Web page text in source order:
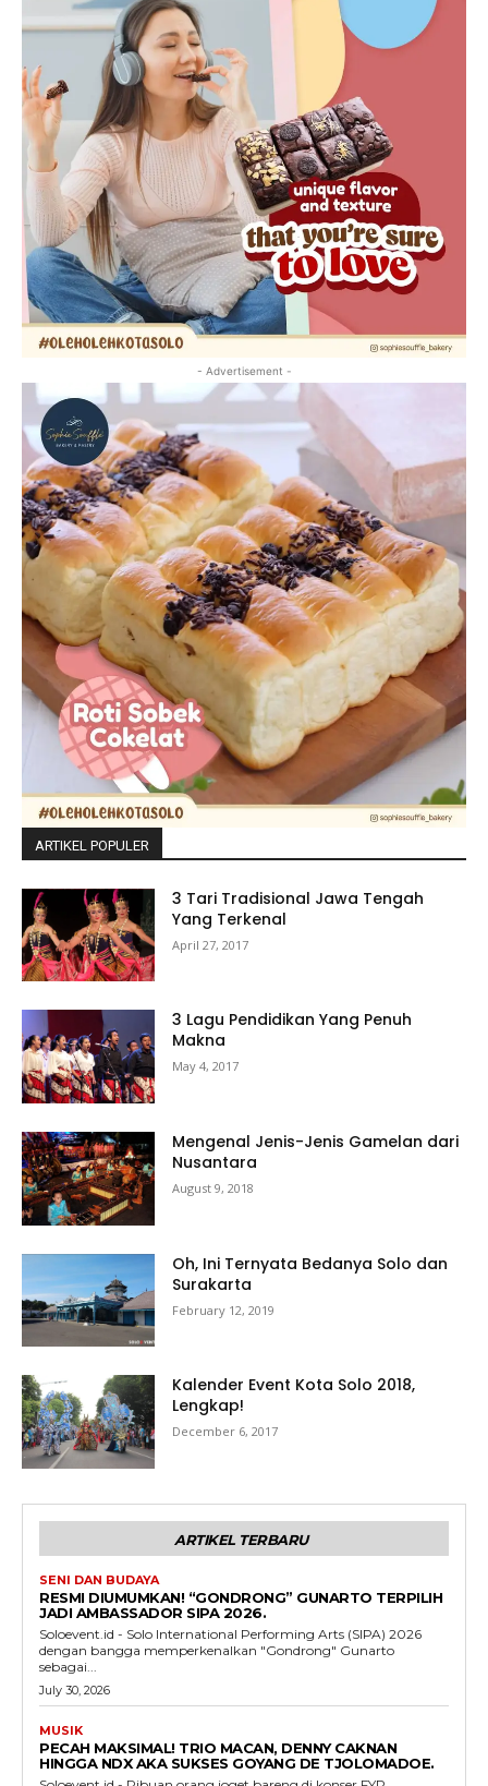
- Advertisement -
ARTIKEL POPULER
3 Tari Tradisional Jawa Tengah
Yang Terkenal
April 27, 2017
3 Lagu Pendidikan Yang Penuh
Makna
May 4, 2017
Mengenal Jenis-Jenis Gamelan dari
Nusantara
August 9, 2018
Oh, Ini Ternyata Bedanya Solo dan
Surakarta
February 12, 2019
Kalender Event Kota Solo 2018,
Lengkap!
December 6, 2017
ARTIKEL TERBARU
SENI DAN BUDAYA
RESMI DIUMUMKAN! “GONDRONG” GUNARTO TERPILIH
JADI AMBASSADOR SIPA 2026.
Soloevent.id - Solo International Performing Arts (SIPA) 2026
dengan bangga memperkenalkan "Gondrong" Gunarto
sebagai...
July 30, 2026
MUSIK
PECAH MAKSIMAL! TRIO MACAN, DENNY CAKNAN
HINGGA NDX AKA SUKSES GOYANG DE TJOLOMADOE.